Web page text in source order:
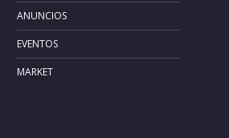
ANUNCIOS
EVENTOS
MARKET